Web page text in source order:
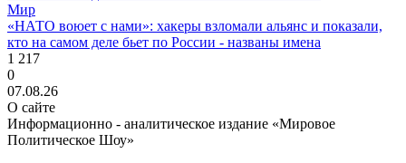
Мир
«НАТО воюет с нами»: хакеры взломали альянс и показали,
кто на самом деле бьет по России - названы имена
1 217
0
07.08.26
О сайте
Информационно - аналитическое издание «Мировое
Политическое Шоу»